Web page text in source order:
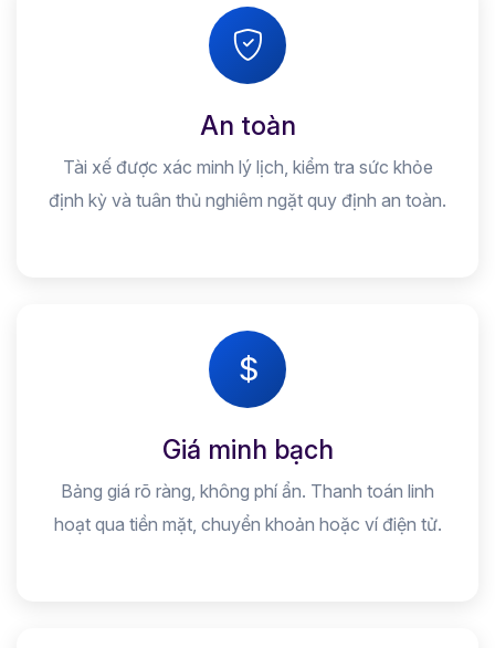
An toàn
Tài xế được xác minh lý lịch, kiểm tra sức khỏe
định kỳ và tuân thủ nghiêm ngặt quy định an toàn.
Giá minh bạch
Bảng giá rõ ràng, không phí ẩn. Thanh toán linh
hoạt qua tiền mặt, chuyển khoản hoặc ví điện tử.